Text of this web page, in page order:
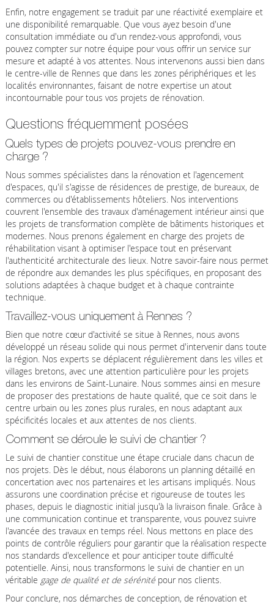
Enfin, notre engagement se traduit par une réactivité exemplaire et
une disponibilité remarquable. Que vous ayez besoin d'une
consultation immédiate ou d'un rendez-vous approfondi, vous
pouvez compter sur notre équipe pour vous offrir un service sur
mesure et adapté à vos attentes. Nous intervenons aussi bien dans
le centre-ville de Rennes que dans les zones périphériques et les
localités environnantes, faisant de notre expertise un atout
incontournable pour tous vos projets de rénovation.
Questions fréquemment posées
Quels types de projets pouvez-vous prendre en
charge ?
Nous sommes spécialistes dans la rénovation et l'agencement
d'espaces, qu'il s'agisse de résidences de prestige, de bureaux, de
commerces ou d'établissements hôteliers. Nos interventions
couvrent l'ensemble des travaux d'aménagement intérieur ainsi que
les projets de transformation complète de bâtiments historiques et
modernes. Nous prenons également en charge des projets de
réhabilitation visant à optimiser l'espace tout en préservant
l'authenticité architecturale des lieux. Notre savoir-faire nous permet
de répondre aux demandes les plus spécifiques, en proposant des
solutions adaptées à chaque budget et à chaque contrainte
technique.
Travaillez-vous uniquement à Rennes ?
Bien que notre cœur d'activité se situe à Rennes, nous avons
développé un réseau solide qui nous permet d'intervenir dans toute
la région. Nos experts se déplacent régulièrement dans les villes et
villages bretons, avec une attention particulière pour les projets
dans les environs de Saint-Lunaire. Nous sommes ainsi en mesure
de proposer des prestations de haute qualité, que ce soit dans le
centre urbain ou les zones plus rurales, en nous adaptant aux
spécificités locales et aux attentes de nos clients.
Comment se déroule le suivi de chantier ?
Le suivi de chantier constitue une étape cruciale dans chacun de
nos projets. Dès le début, nous élaborons un planning détaillé en
concertation avec nos partenaires et les artisans impliqués. Nous
assurons une coordination précise et rigoureuse de toutes les
phases, depuis le diagnostic initial jusqu'à la livraison finale. Grâce à
une communication continue et transparente, vous pouvez suivre
l'avancée des travaux en temps réel. Nous mettons en place des
points de contrôle réguliers pour garantir que la réalisation respecte
nos standards d'excellence et pour anticiper toute difficulté
potentielle. Ainsi, nous transformons le suivi de chantier en un
véritable gage de qualité et de sérénitépour nos clients.
Pour conclure, nos démarches de conception, de rénovation et